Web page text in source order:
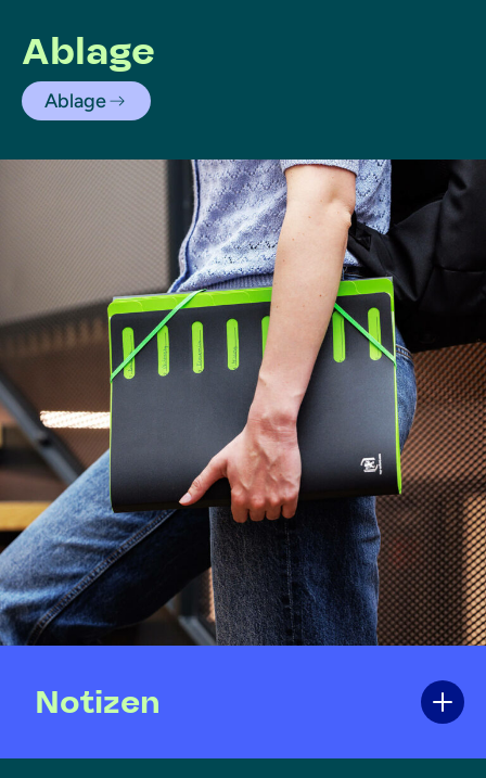
Ablage
Ablage
Notizen